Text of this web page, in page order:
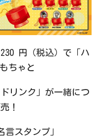
円（税込）で「ハ
ちゃと
リンク」が一緒につ
！
スタンプ」